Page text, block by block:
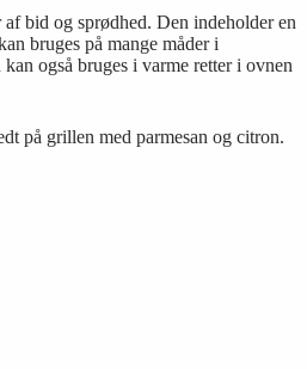
bid og sprødhed. Den indeholder en
bruges på mange måder i
også bruges i varme retter i ovnen
på grillen med parmesan og citron.